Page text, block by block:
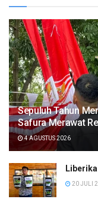
Sepuluh Tahun
Safura Merawat
4 AGUSTUS 2026
20 JULI